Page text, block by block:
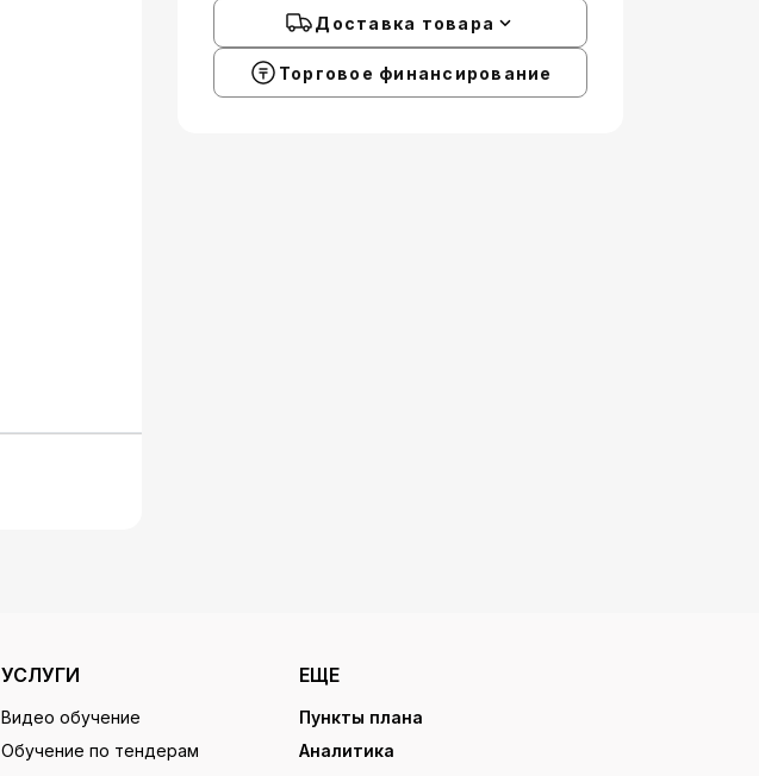
Доставка товара
Торговое финансирование
УСЛУГИ
Видео обучение
Обучение по тендерам
ЕЩЕ
Пункты плана
Аналитика